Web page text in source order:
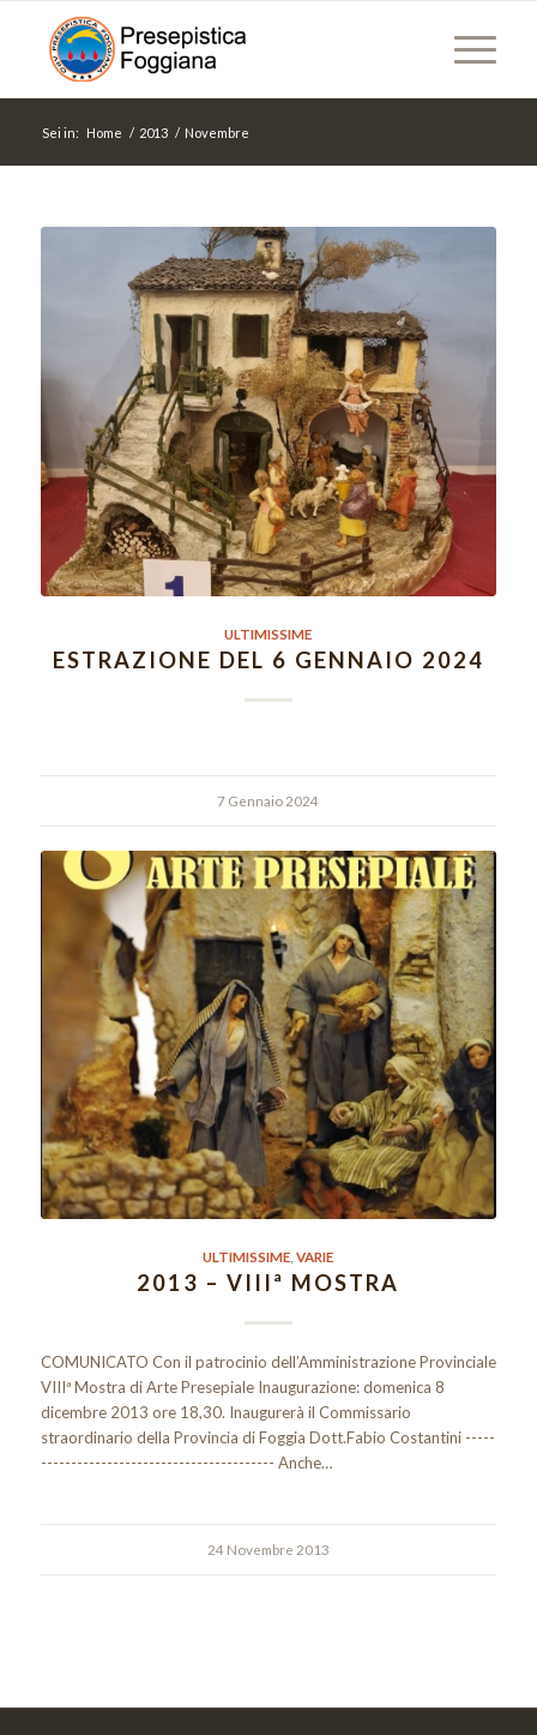
Sei in: Home / 2013 / Novembre
ULTIMISSIME
ESTRAZIONE DEL 6 GENNAIO 2024
7 Gennaio 2024
ULTIMISSIME ,VARIE
2013 – VIIIª MOSTRA
COMUNICATO Con il patrocinio dell’Amministrazione Provinciale
VIIIª Mostra di Arte Presepiale Inaugurazione: domenica 8
dicembre 2013 ore 18,30. Inaugurerà il Commissario
straordinario della Provincia di Foggia Dott.Fabio Costantini -----
--------------------------------------- Anche…
24 Novembre 2013